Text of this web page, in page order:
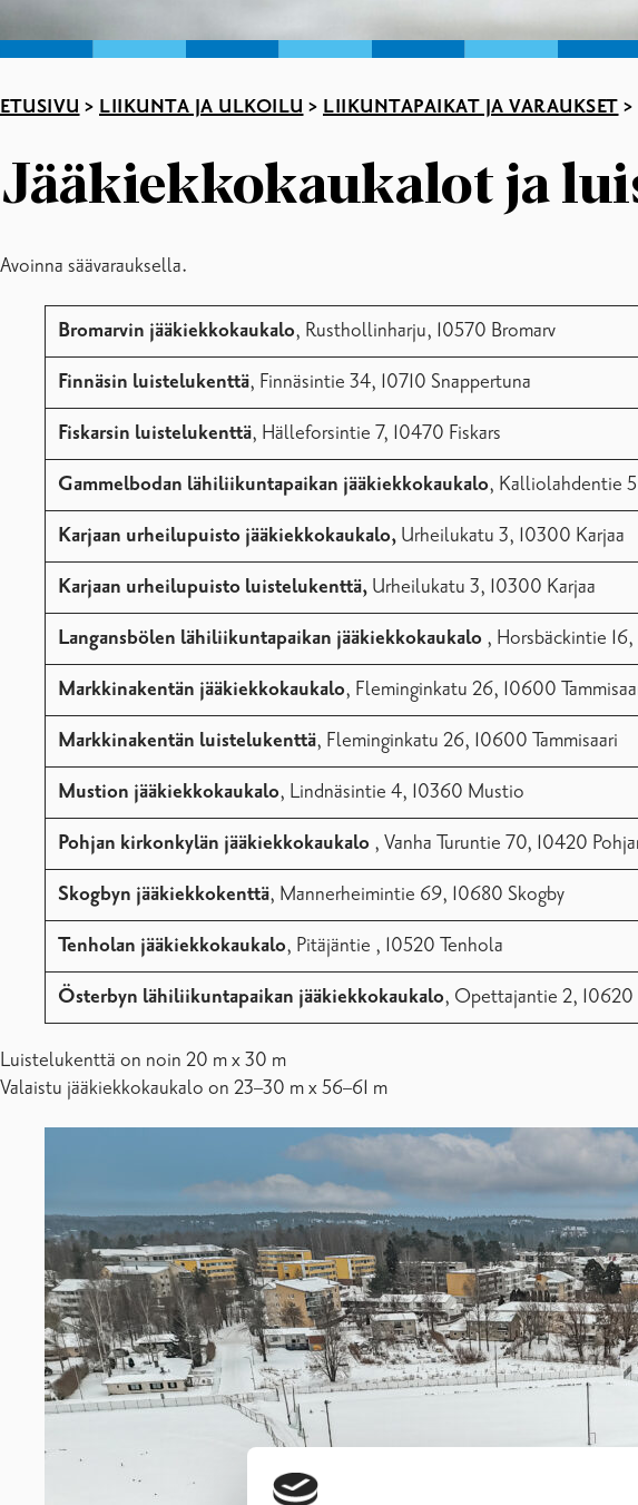
ETUSIVU > LIIKUNTA JA ULKOILU > LIIKUNTAPAIKAT JA VARAUKSET >
Jääkiekkokaukalot ja
Avoinna säävarauksella.
Bromarvin jääkiekkokaukalo, Rusthollinharju, 10570 Bromarv
Finnäsin luistelukenttä, Finnäsintie 34, 10710 Snappertuna
Fiskarsin luistelukenttä, Hälleforsintie 7, 10470 Fiskars
Gammelbodan lähiliikuntapaikan jääkiekkokaukalo, Kalliolahdentie
Karjaan urheilupuisto jääkiekkokaukalo, Urheilukatu 3, 10300 Karjaa
Karjaan urheilupuisto luistelukenttä, Urheilukatu 3, 10300 Karjaa
Langansbölen lähiliikuntapaikan jääkiekkokaukalo , Horsbäckintie
Markkinakentän jääkiekkokaukalo, Fleminginkatu 26, 10600
Markkinakentän luistelukenttä, Fleminginkatu 26, 10600 Tammisaari
Mustion jääkiekkokaukalo, Lindnäsintie 4, 10360 Mustio
Pohjan kirkonkylän jääkiekkokaukalo , Vanha Turuntie 70, 10420
Skogbyn jääkiekkokenttä, Mannerheimintie 69, 10680 Skogby
Tenholan jääkiekkokaukalo, Pitäjäntie , 10520 Tenhola
Österbyn lähiliikuntapaikan jääkiekkokaukalo, Opettajantie 2, 10620
Luistelukenttä on noin 20 m x 30 m
Valaistu jääkiekkokaukalo on 23–30 m x 56–61 m